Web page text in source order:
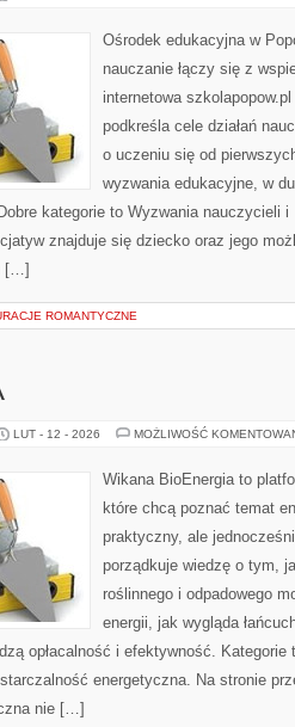
Ośrodek edukacyjna w
nauczanie łączy się z
internetowa
podkreśla cele działań
o uczeniu się od
wyzwania edukacyjne, w
kategorie to Wyzwania nauczycieli
znajduje się dziecko oraz jego
[…]
ROMANTYCZNE
LUT - 12 - 2026 MOŻLIWOŚĆ
Wikana BioEnergia to
które chcą poznać temat
praktyczny, ale
porządkuje wiedzę o tym,
roślinnego i odpadowego
energii, jak wygląda
opłacalność i efektywność.
energetyczna. Na stronie
nie […]